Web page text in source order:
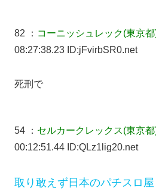
82 ： コーニッシュレック(東京
08:27:38.23 ID:jFvirbSR0.net
死刑で
54 ： セルカークレックス(東京
00:12:51.44 ID:QLz1lig20.net
取り敢えず日本のパチスロ